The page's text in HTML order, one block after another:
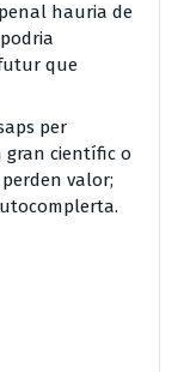
hauria de
que
per
gran científic o
valor;